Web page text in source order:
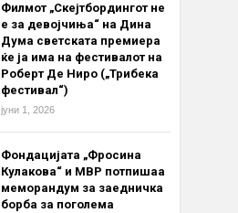
Филмот „Скејтбордингот не
е за девојчиња“ на Дина
Дума светската премиера
ќе ја има на фестивалот на
Роберт Де Ниро („Трибека
фестивал“)
јуни 1, 2026
Фондацијата „Фросина
Кулакова“ и МВР потпишаа
меморандум за заедничка
борба за поголема